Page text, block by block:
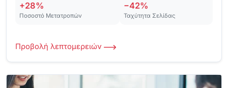
+28%
Ποσοστό Μετατροπών
−42%
Ταχύτητα Σελίδας
Προβολή λεπτομερειών